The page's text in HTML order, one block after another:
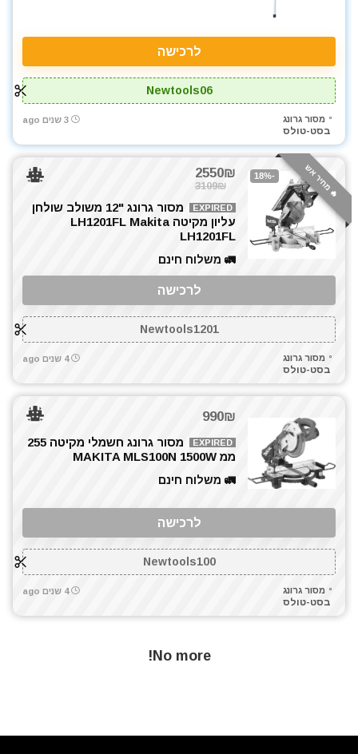
לרכישה
Newtools06
מסור גרונג
בסט-טולס
3 שנים ago
🔥 מחיר אש -18%
2550₪
3109₪
EXPIRED
מסור גרונג "12 משולב שולחן
עליון מקיטה LH1201FL Makita
LH1201FL
🚛 משלוח חינם
לרכישה
Newtools1201
מסור גרונג
בסט-טולס
4 שנים ago
990₪
EXPIRED
מסור גרונג חשמלי מקיטה 255
ממ MAKITA MLS100N 1500W
🚛 משלוח חינם
לרכישה
Newtools100
מסור גרונג
בסט-טולס
4 שנים ago
No more!